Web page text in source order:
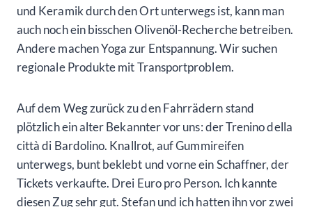
und Keramik durch den Ort unterwegs ist, kann man
auch noch ein bisschen Olivenöl-Recherche betreiben.
Andere machen Yoga zur Entspannung. Wir suchen
regionale Produkte mit Transportproblem.
Auf dem Weg zurück zu den Fahrrädern stand
plötzlich ein alter Bekannter vor uns: der Trenino della
città di Bardolino. Knallrot, auf Gummireifen
unterwegs, bunt beklebt und vorne ein Schaffner, der
Tickets verkaufte. Drei Euro pro Person. Ich kannte
diesen Zug sehr gut. Stefan und ich hatten ihn vor zwei